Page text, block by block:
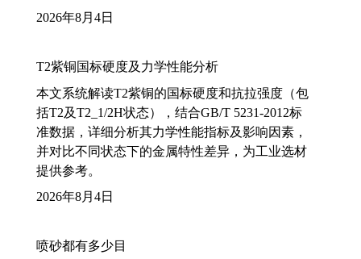
2026年8月4日
T2紫铜国标硬度及力学性能分析
本文系统解读T2紫铜的国标硬度和抗拉强度（包
括T2及T2_1/2H状态），结合GB/T 5231-2012标
准数据，详细分析其力学性能指标及影响因素，
并对比不同状态下的金属特性差异，为工业选材
提供参考。
2026年8月4日
喷砂都有多少目